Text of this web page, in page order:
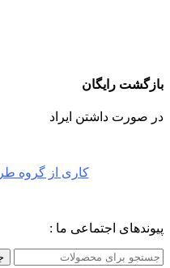
بازگشت رایگان
در صورت داشتن ایراد
کاری از گروه
پیوندهای اجتماعی ما :